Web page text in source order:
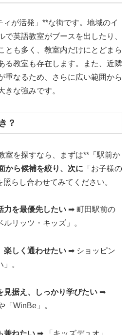
が活発」**な街です。地域のイ
で英語教室がブースを出したり、
とも多く、教室内だけにとどまら
る教室も存在します。また、近隣
重なるため、さらに広い範囲から
きな強みです。
？
室を探すなら、まずは**「駅前か
から候補を絞り、次に 「お子様の
らし合わせてみてください。
力を最優先したい ➡ 町田駅前の
ルリッツ・キッズ」。
楽しく通わせたい ➡ ショッピン
。
見据え、しっかり学びたい ➡
「WinBe」。
兼ねたい ➡ 「キッズデュオ」。